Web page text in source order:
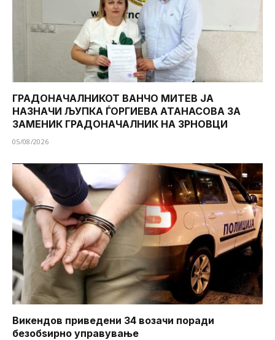
ГРАДОНАЧАЛНИКОТ ВАНЧО МИТЕВ ЈА
НАЗНАЧИ ЉУПКА ЃОРГИЕВА АТАНАСОВА ЗА
ЗАМЕНИК ГРАДОНАЧАЛНИК НА ЗРНОВЦИ
05/08/2026
Викендов приведени 34 возачи поради
безобѕирно управување